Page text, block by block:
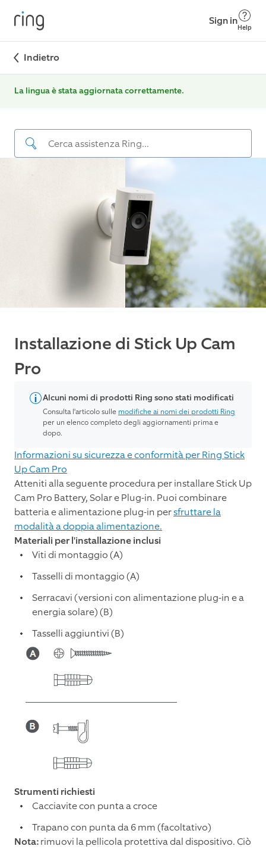
Sign in
Help
Indietro
La lingua è stata aggiornata correttamente.
Installazione di Stick Up Cam
Pro
Alcuni nomi di prodotti Ring sono stati modificati
Consulta l'articolo sulle modifiche ai nomi dei prodotti Ring
per un elenco completo degli aggiornamenti prima e
dopo.
Informazioni su sicurezza e conformità per Ring Stick
Up Cam Pro
Atteniti alla seguente procedura per installare Stick Up
Cam Pro Battery, Solar e Plug-in. Puoi combinare
batteria e alimentazione plug-in persfruttare la
modalità a doppia alimentazione.
Materiali per l'installazione inclusi
Viti di montaggio (A)
Tasselli di montaggio (A)
Serracavi (versioni con alimentazione plug-in e a
energia solare) (B)
Tasselli aggiuntivi (B)
Strumenti richiesti
Cacciavite con punta a croce
Trapano con punta da 6 mm (facoltativo)
Nota:rimuovi la pellicola protettiva dal dispositivo. Ciò